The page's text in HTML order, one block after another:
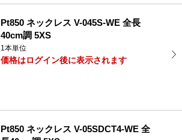
Pt850 ネックレス V-045S-WE 全長
40cm調 5XS
1本単位
価格はログイン後に表示されます
Pt850 ネックレス V-05SDCT4-WE 全